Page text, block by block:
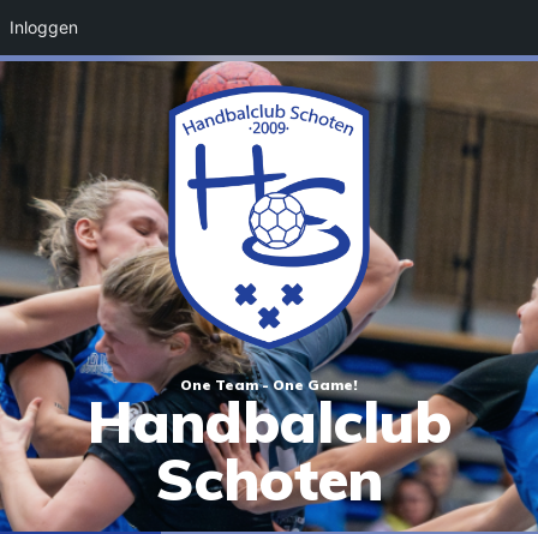
One Team - One Game!
Handbalclub
Schoten
Inloggen